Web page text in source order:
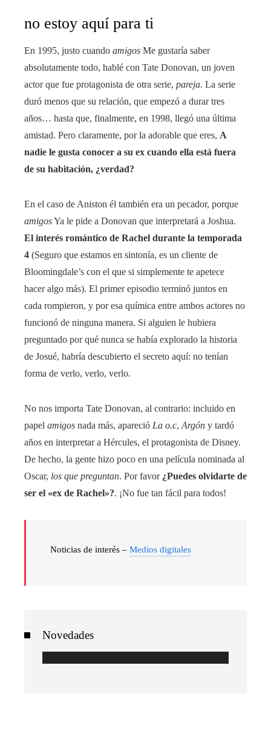
no estoy aquí para ti
En 1995, justo cuando amigos Me gustaría saber
absolutamente todo, hablé con Tate Donovan, un joven
actor que fue protagonista de otra serie, pareja. La serie
duró menos que su relación, que empezó a durar tres
años… hasta que, finalmente, en 1998, llegó una última
amistad. Pero claramente, por la adorable que eres, A
nadie le gusta conocer a su ex cuando ella está fuera
de su habitación, ¿verdad?
En el caso de Aniston él también era un pecador, porque
amigosYa le pide a Donovan que interpretará a Joshua.
El interés romántico de Rachel durante la temporada
4 (Seguro que estamos en sintonía, es un cliente de
Bloomingdale’s con el que si simplemente te apetece
hacer algo más). El primer episodio terminó juntos en
cada rompieron, y por esa química entre ambos actores no
funcionó de ninguna manera. Si alguien le hubiera
preguntado por qué nunca se había explorado la historia
de Josué, habría descubierto el secreto aquí: no tenían
forma de verlo, verlo, verlo.
No nos importa Tate Donovan, al contrario: incluido en
papel amigos nada más, apareció La o.c, Argón y tardó
años en interpretar a Hércules, el protagonista de Disney.
De hecho, la gente hizo poco en una película nominada al
Oscar, los que preguntan. Por favor ¿Puedes olvidarte de
ser el «ex de Rachel»?. ¡No fue tan fácil para todos!
Noticias de interés – Medios digitales
Novedades